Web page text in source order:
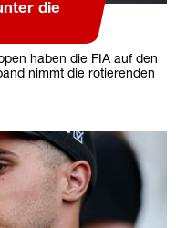
die
haben die FIA auf den
nimmt die rotierenden